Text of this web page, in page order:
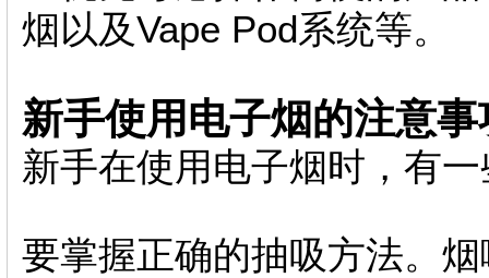
烟以及Vape Pod系统等。
新手使用电子烟的注意事
新手在使用电子烟时，有
要掌握正确的抽吸方法。